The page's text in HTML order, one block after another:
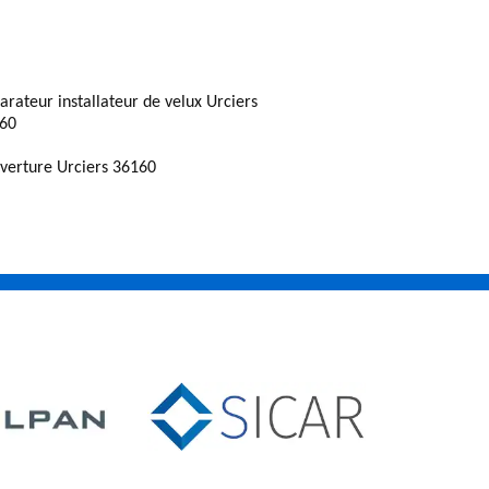
installateur de velux Urciers
Urciers 36160